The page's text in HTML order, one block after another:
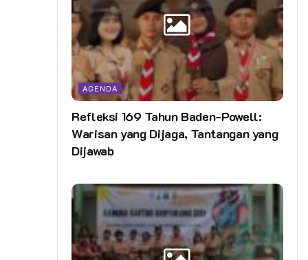
AGENDA
Refleksi 169 Tahun Baden-Powell:
Warisan yang Dijaga, Tantangan yang
Dijawab